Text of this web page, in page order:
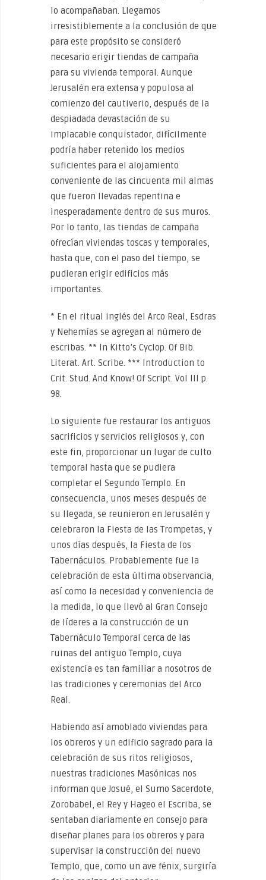
lo acompañaban. Llegamos
irresistiblemente a la conclusión de que
para este propósito se consideró
necesario erigir tiendas de campaña
para su vivienda temporal. Aunque
Jerusalén era extensa y populosa al
comienzo del cautiverio, después de la
despiadada devastación de su
implacable conquistador, difícilmente
podría haber retenido los medios
suficientes para el alojamiento
conveniente de las cincuenta mil almas
que fueron llevadas repentina e
inesperadamente dentro de sus muros.
Por lo tanto, las tiendas de campaña
ofrecían viviendas toscas y temporales,
hasta que, con el paso del tiempo, se
pudieran erigir edificios más
importantes.
* En el ritual inglés del Arco Real, Esdras
y Nehemías se agregan al número de
escribas. ** In Kitto’s Cyclop. Of Bib.
Literat. Art. Scribe. *** Introduction to
Crit. Stud. And Know! Of Script. Vol III p.
98.
Lo siguiente fue restaurar los antiguos
sacrificios y servicios religiosos y, con
este fin, proporcionar un lugar de culto
temporal hasta que se pudiera
completar el Segundo Templo. En
consecuencia, unos meses después de
su llegada, se reunieron en Jerusalén y
celebraron la Fiesta de las Trompetas, y
unos días después, la Fiesta de los
Tabernáculos. Probablemente fue la
celebración de esta última observancia,
así como la necesidad y conveniencia de
la medida, lo que llevó al Gran Consejo
de líderes a la construcción de un
Tabernáculo Temporal cerca de las
ruinas del antiguo Templo, cuya
existencia es tan familiar a nosotros de
las tradiciones y ceremonias del Arco
Real.
Habiendo así amoblado viviendas para
los obreros y un edificio sagrado para la
celebración de sus ritos religiosos,
nuestras tradiciones Masónicas nos
informan que Josué, el Sumo Sacerdote,
Zorobabel, el Rey y Hageo el Escriba, se
sentaban diariamente en consejo para
diseñar planes para los obreros y para
supervisar la construcción del nuevo
Templo, que, como un ave fénix, surgiría